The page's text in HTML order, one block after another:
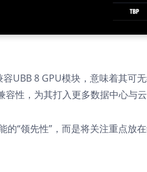
UBB 8 GPU模块，意味着其可
容性，为其打入更多数据中心与
的“领先性”，而是将关注重点放